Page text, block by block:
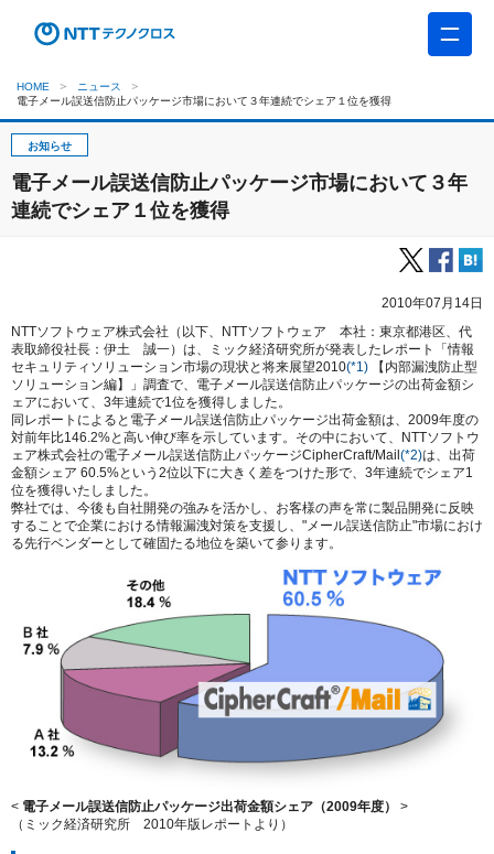
HOME
ニュース
電子メール誤送信防止パッケージ市場において３年連続でシェア１位を獲得
お知らせ
電子メール誤送信防止パッケージ市場において３年
連続でシェア１位を獲得
2010年07月14日
NTTソフトウェア株式会社（以下、NTTソフトウェア 本社：東京都港区、代
表取締役社長：伊土 誠一）は、ミック経済研究所が発表したレポート「情報
セキュリティソリューション市場の現状と将来展望2010(*1) 【内部漏洩防止型
ソリューション編】」調査で、電子メール誤送信防止パッケージの出荷金額シ
ェアにおいて、3年連続で1位を獲得しました。
同レポートによると電子メール誤送信防止パッケージ出荷金額は、2009年度の
対前年比146.2%と高い伸び率を示しています。その中において、NTTソフトウ
ェア株式会社の電子メール誤送信防止パッケージCipherCraft/Mail (*2)は、出荷
金額シェア 60.5%という2位以下に大きく差をつけた形で、3年連続でシェア1
位を獲得いたしました。
弊社では、今後も自社開発の強みを活かし、お客様の声を常に製品開発に反映
することで企業における情報漏洩対策を支援し、"メール誤送信防止"市場におけ
る先行ベンダーとして確固たる地位を築いて参ります。
< 電子メール誤送信防止パッケージ出荷金額シェア（2009年度）
>
（ミック経済研究所 2010年版レポートより）